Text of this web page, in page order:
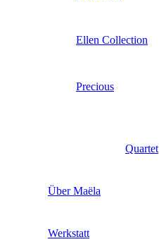
Ellen Collection
Precious
Quartet
Über Maëla
Werkstatt